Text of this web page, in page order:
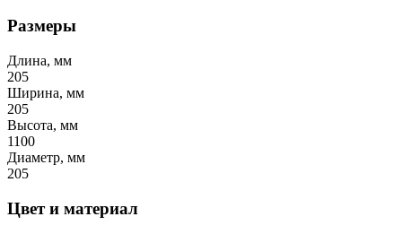
Размеры
Длина, мм
205
Ширина, мм
205
Высота, мм
1100
Диаметр, мм
205
Цвет и материал